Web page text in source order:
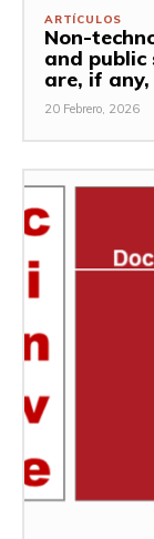
ARTÍCULOS
Non-
and
are, if
20 Febrero, 2026